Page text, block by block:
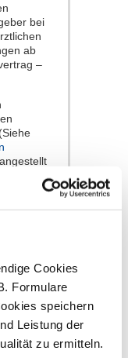
Cookies
Formulare
speichern
Leistung der
zu ermitteln.
bei
ab
–